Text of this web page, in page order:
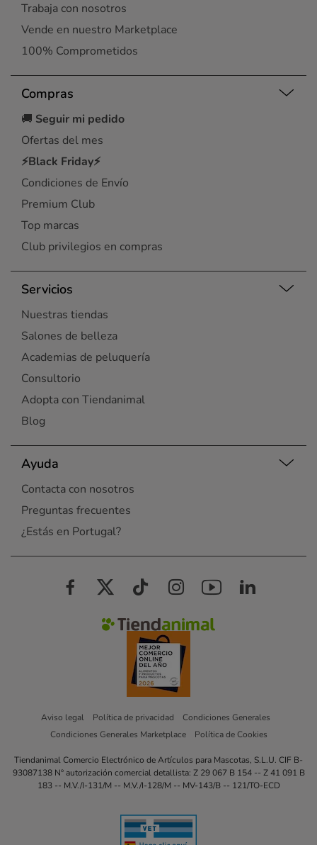
Trabaja con nosotros
Vende en nuestro Marketplace
100% Comprometidos
Compras
🚚 Seguir mi pedido
Ofertas del mes
⚡Black Friday⚡
Condiciones de Envío
Premium Club
Top marcas
Club privilegios en compras
Servicios
Nuestras tiendas
Salones de belleza
Academias de peluquería
Consultorio
Adopta con Tiendanimal
Blog
Ayuda
Contacta con nosotros
Preguntas frecuentes
¿Estás en Portugal?
Aviso legal Política de privacidad
Condiciones Generales
Condiciones Generales Marketplace
Política de Cookies
Tiendanimal Comercio Electrónico de Artículos para Mascotas, S.L.U. CIF B-
93087138 Nº autorización comercial detallista: Z 29 067 B 154 -- Z 41 091 B
183 -- M.V./I-131/M -- M.V./I-128/M -- MV-143/B -- 121/TO-ECD